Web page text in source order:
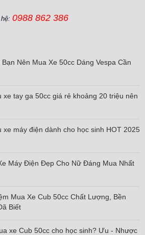
0988 862 386
Bạn Nên Mua Xe 50cc Dáng Vespa Cần
xe tay ga 50cc giá rẻ khoảng 20 triệu nên
xe máy điện dành cho học sinh HOT 2025
Máy Điện Đẹp Cho Nữ Đáng Mua Nhất
Mua Xe Cub 50cc Chất Lượng, Bền
Biết
xe Cub 50cc cho học sinh? Ưu - Nhược